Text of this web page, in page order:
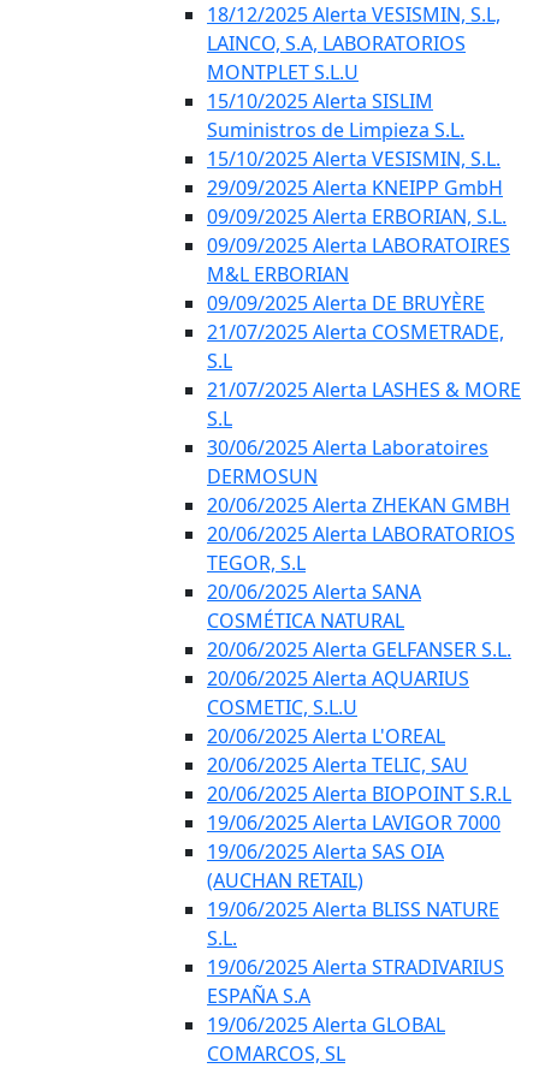
18/12/2025 Alerta VESISMIN, S.L,
LAINCO, S.A, LABORATORIOS
MONTPLET S.L.U
15/10/2025 Alerta SISLIM
Suministros de Limpieza S.L.
15/10/2025 Alerta VESISMIN, S.L.
29/09/2025 Alerta KNEIPP GmbH
09/09/2025 Alerta ERBORIAN, S.L.
09/09/2025 Alerta LABORATOIRES
M&L ERBORIAN
09/09/2025 Alerta DE BRUYÈRE
21/07/2025 Alerta COSMETRADE,
S.L
21/07/2025 Alerta LASHES & MORE
S.L
30/06/2025 Alerta Laboratoires
DERMOSUN
20/06/2025 Alerta ZHEKAN GMBH
20/06/2025 Alerta LABORATORIOS
TEGOR, S.L
20/06/2025 Alerta SANA
COSMÉTICA NATURAL
20/06/2025 Alerta GELFANSER S.L.
20/06/2025 Alerta AQUARIUS
COSMETIC, S.L.U
20/06/2025 Alerta L'OREAL
20/06/2025 Alerta TELIC, SAU
20/06/2025 Alerta BIOPOINT S.R.L
19/06/2025 Alerta LAVIGOR 7000
19/06/2025 Alerta SAS OIA
(AUCHAN RETAIL)
19/06/2025 Alerta BLISS NATURE
S.L.
19/06/2025 Alerta STRADIVARIUS
ESPAÑA S.A
19/06/2025 Alerta GLOBAL
COMARCOS, SL